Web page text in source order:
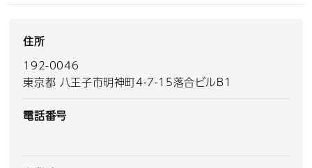
住所
192-0046
東京都 八王子市明神町4-7-15落合ビルB1
電話番号